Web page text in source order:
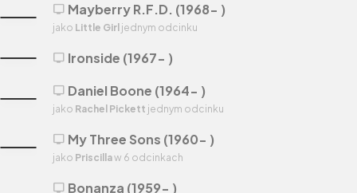
tv My Three Sons (1960- )
jako Priscillaw 6 odcinkach
tv Ironside (1967- )
tv Daniel Boone (1964- )
jako Rachel Pickett jednym odcinku
tv Mayberry R.F.D. (1968- )
jako Little Girl jednym odcinku
tv Bonanza (1959- )